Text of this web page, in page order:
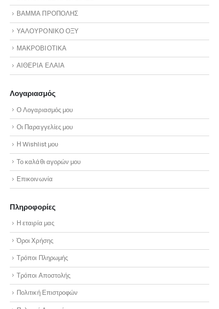
ΒΑΜΜΑ ΠΡΟΠΟΛΗΣ
ΥΑΛΟΥΡΟΝΙΚΟ ΟΞΥ
ΜΑΚΡΟΒΙΟΤΙΚΑ
ΑΙΘΕΡΙΑ ΕΛΑΙΑ
Λογαριασμός
Ο Λογαριασμός μου
Οι Παραγγελίες μου
Η Wishlist μου
Το καλάθι αγορών μου
Επικοινωνία
Πληροφορίες
Η εταιρία μας
Όροι Χρήσης
Τρόποι Πληρωμής
Τρόποι Αποστολής
Πολιτική Επιστροφών